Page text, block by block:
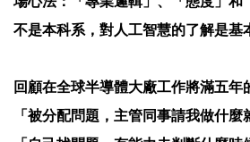
不是本科系，對人工智慧的了解是基
回顧在全球半導體大廠工作將滿五年
「被分配問題，主管同事請我做什